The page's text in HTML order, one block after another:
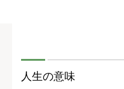
人生の意味